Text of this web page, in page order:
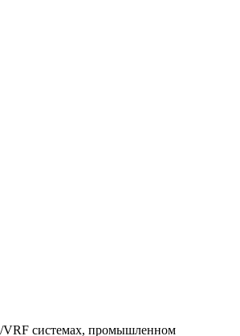
VRF системах, промышленном